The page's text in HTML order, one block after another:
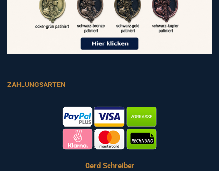
ZAHLUNGSARTEN
Gerd Schreiber